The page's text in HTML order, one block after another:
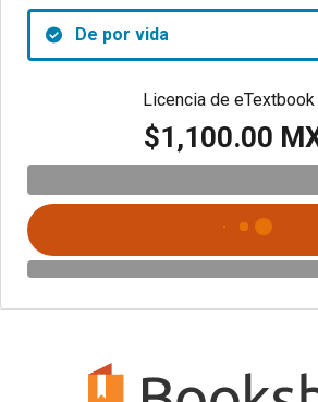
De por vida
Licencia de eTextbook
$1,100.00